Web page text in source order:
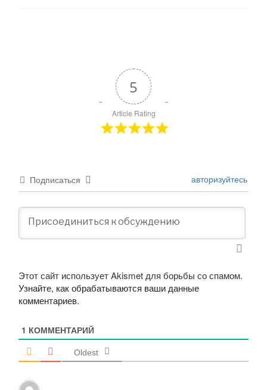
5
Article Rating
Подписаться авторизуйтесь
Этот сайт использует Akismet для борьбы со спамом.
Узнайте, как обрабатываются ваши данные
комментариев.
1 КОММЕНТАРИЙ
Oldest